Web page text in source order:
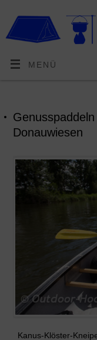
MENÜ
Donauwiesen
Kanus-Klöster-